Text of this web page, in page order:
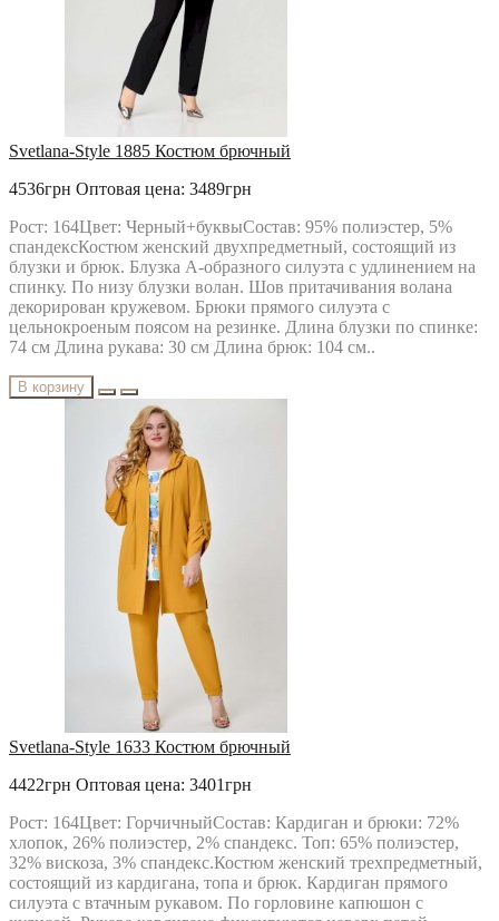
Svetlana-Style 1885 Костюм брючный
4536грн Оптовая цена: 3489грн
Рост: 164Цвет: Черный+буквыСостав: 95% полиэстер, 5%
спандексКостюм женский двухпредметный, состоящий из
блузки и брюк. Блузка А-образного силуэта с удлинением на
спинку. По низу блузки волан. Шов притачивания волана
декорирован кружевом. Брюки прямого силуэта с
цельнокроеным поясом на резинке. Длина блузки по спинке:
74 см Длина рукава: 30 см Длина брюк: 104 см..
В корзину
Svetlana-Style 1633 Костюм брючный
4422грн Оптовая цена: 3401грн
Рост: 164Цвет: ГорчичныйСостав: Кардиган и брюки: 72%
хлопок, 26% полиэстер, 2% спандекс. Топ: 65% полиэстер,
32% вискоза, 3% спандекс.Костюм женский трехпредметный,
состоящий из кардигана, топа и брюк. Кардиган прямого
силуэта с втачным рукавом. По горловине капюшон с